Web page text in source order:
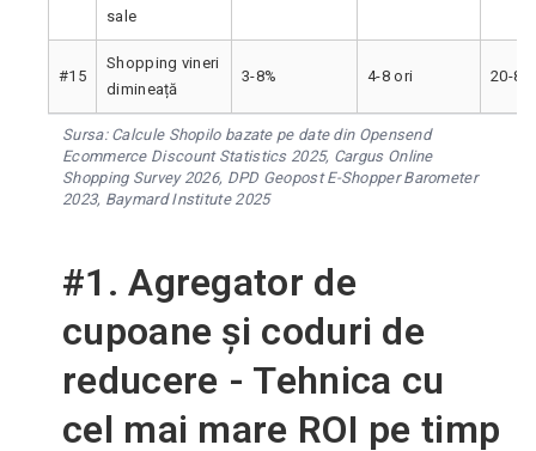
sale
#15
Shopping vineri
dimineață
3-8% 4-8 ori 20-80
Sursa: Calcule Shopilo bazate pe date din Opensend
Ecommerce Discount Statistics 2025, Cargus Online
Shopping Survey 2026, DPD Geopost E-Shopper Barometer
2023, Baymard Institute 2025
#1. Agregator de
cupoane și coduri de
reducere - Tehnica cu
cel mai mare ROI pe timp